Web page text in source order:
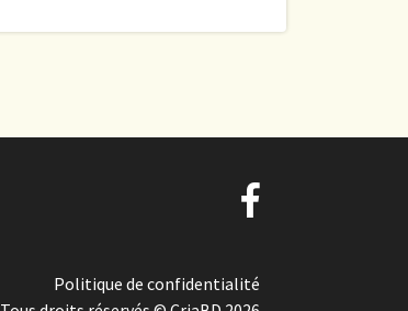
Politique de confidentialité